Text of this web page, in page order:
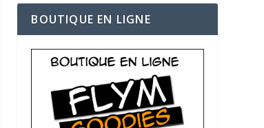
BOUTIQUE EN LIGNE